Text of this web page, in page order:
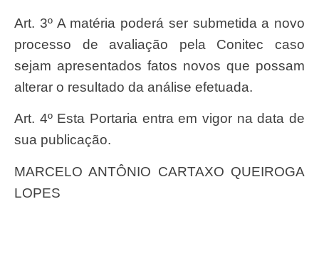
Art. 3º A matéria poderá ser submetida a novo
processo de avaliação pela Conitec caso
sejam apresentados fatos novos que possam
alterar o resultado da análise efetuada.
Art. 4º Esta Portaria entra em vigor na data de
sua publicação.
MARCELO ANTÔNIO CARTAXO QUEIROGA
LOPES